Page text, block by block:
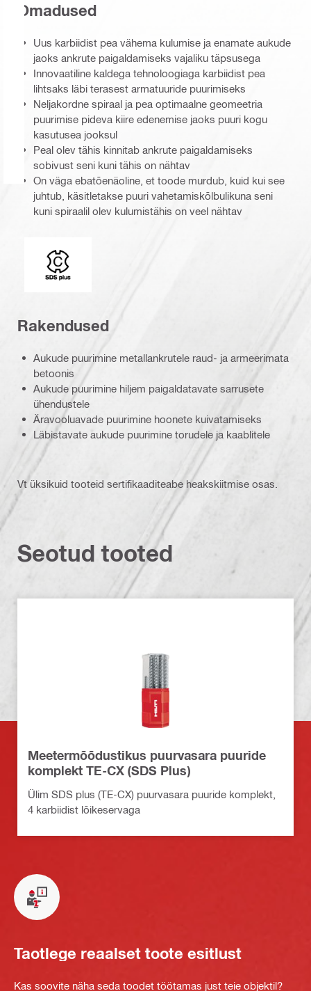
Omadused
Uus karbiidist pea vähema kulumise ja enamate aukude
jaoks ankrute paigaldamiseks vajaliku täpsusega
Innovaatiline kaldega tehnoloogiaga karbiidist pea
lihtsaks läbi terasest armatuuride puurimiseks
Neljakordne spiraal ja pea optimaalne geomeetria
puurimise pideva kiire edenemise jaoks puuri kogu
kasutusea jooksul
Peal olev tähis kinnitab ankrute paigaldamiseks
sobivust seni kuni tähis on nähtav
On väga ebatõenäoline, et toode murdub, kuid kui see
juhtub, käsitletakse puuri vahetamiskõlbulikuna seni
kuni spiraalil olev kulumistähis on veel nähtav
Liitepea
Rakendused
Aukude puurimine metallankrutele raud- ja armeerimata
betoonis
Aukude puurimine hiljem paigaldatavate sarrusete
ühendustele
Äravooluavade puurimine hoonete kuivatamiseks
Läbistavate aukude puurimine torudele ja kaablitele
Vt üksikuid tooteid sertifikaaditeabe heakskiitmise osas.
Seotud tooted
Meetermõõdustikus puurvasara puuride
komplekt TE-CX (SDS Plus)
Ülim SDS plus (TE-CX) puurvasara puuride komplekt,
4 karbiidist lõikeservaga
Taotlege reaalset toote esitlust
Kas soovite näha seda toodet töötamas just teie objektil?